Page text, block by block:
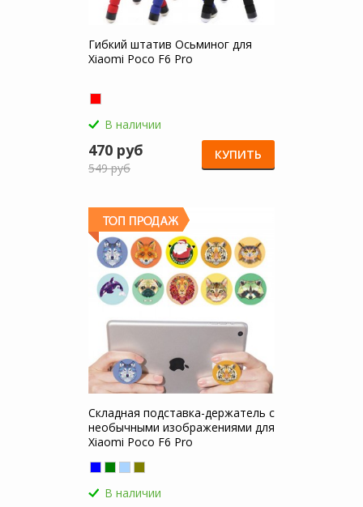
Гибкий штатив Осьминог для
Xiaomi Poco F6 Pro
В наличии
470 руб
549 руб
КУПИТЬ
Складная подставка-держатель с
необычными изображениями для
Xiaomi Poco F6 Pro
В наличии